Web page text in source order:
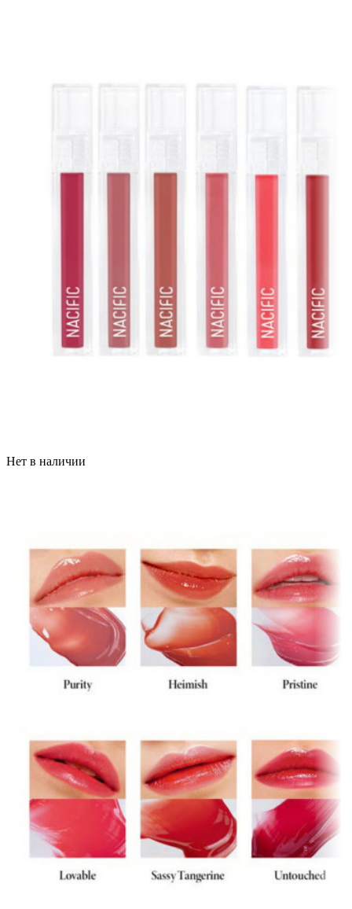
Нет в наличии